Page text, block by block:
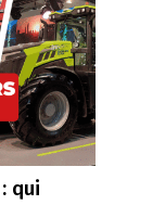
qui